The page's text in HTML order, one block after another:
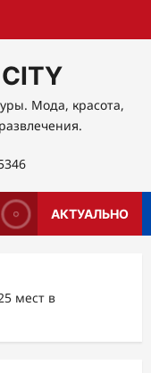
Мода, красота,
АКТУАЛЬНО
мест в